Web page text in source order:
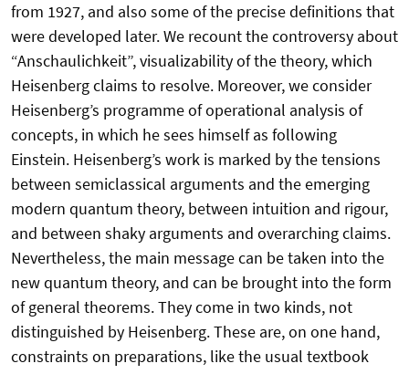
from 1927, and also some of the precise definitions that
were developed later. We recount the controversy about
“Anschaulichkeit”, visualizability of the theory, which
Heisenberg claims to resolve. Moreover, we consider
Heisenberg’s programme of operational analysis of
concepts, in which he sees himself as following
Einstein. Heisenberg’s work is marked by the tensions
between semiclassical arguments and the emerging
modern quantum theory, between intuition and rigour,
and between shaky arguments and overarching claims.
Nevertheless, the main message can be taken into the
new quantum theory, and can be brought into the form
of general theorems. They come in two kinds, not
distinguished by Heisenberg. These are, on one hand,
constraints on preparations, like the usual textbook